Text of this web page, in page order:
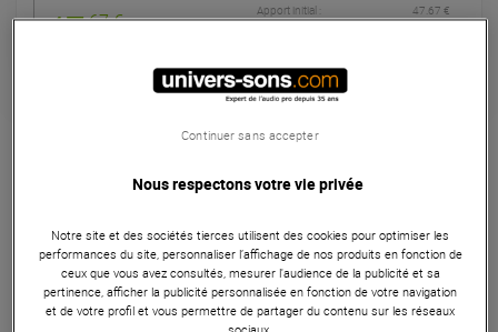
47,67 €/ mois
Apport initial :
47.67 €
Mensualités :
2x47.67 €
Garantie
ans
Le Rode NT1 Signature Series en Blue est un microphone à
condensateur de haute qualité, conçu pour les
professionnels exigeant une reproduction sonore
exceptionnelle. Avec une capsule de 1 pouce, une
Nous respectons votre vie privée
Notre site et des sociétés tierces utilisent des cookies pour optimiser les
performances du site, personnaliser l’affichage de nos produits en fonction de
ceux que vous avez consultés, mesurer l'audience de la publicité et sa
pertinence, afficher la publicité personnalisée en fonction de votre navigation
et de votre profil et vous permettre de partager du contenu sur les réseaux
Continuer sans accepter